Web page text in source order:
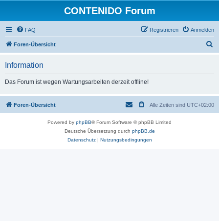
CONTENIDO Forum
FAQ Anmelden
Registrieren
Foren-Übersicht
Information
Das Forum ist wegen Wartungsarbeiten derzeit offline!
Foren-Übersicht Alle Zeiten sind UTC+02:00
Powered by phpBB® Forum Software © phpBB Limited
Deutsche Übersetzung durch phpBB.de
Datenschutz| Nutzungsbedingungen